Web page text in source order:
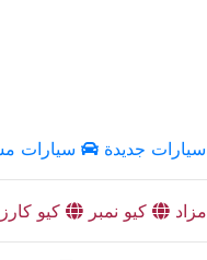
سيارات جديدة سيارات
كيو نمبر كيو كارز